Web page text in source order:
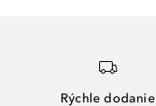
Rýchle dodanie